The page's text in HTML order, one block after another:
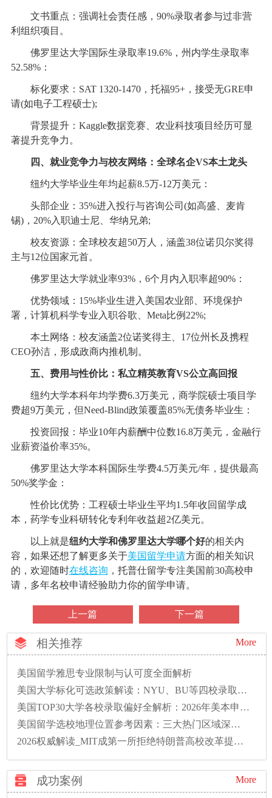
文书重点：强调社会责任感，90%录取者参与过非营
利组织项目。
佛罗里达大学国际生录取率19.6%，州内学生录取率
52.58%：
标化要求：SAT 1320-1470，托福95+，接受无GRE申
请(如电子工程硕士);
背景提升：Kaggle数据竞赛、农业科技项目经历可显
著提升竞争力。
四、就业竞争力与校友网络：全球名企VS本土龙头
纽约大学毕业生年均起薪8.5万-12万美元：
头部企业：35%进入投行与咨询公司(如高盛、麦肯
锡)，20%入职迪士尼、华纳兄弟;
校友资源：全球校友超50万人，涵盖38位诺贝尔奖得
主与12位国家元首。
佛罗里达大学就业率93%，6个月内入职率超90%：
优势领域：15%毕业生进入美国农业部、环境保护
署，计算机科学专业入职谷歌、Meta比例22%;
本土网络：校友涵盖2位诺奖得主、17位州长及携程
CEO孙洁，形成政商内推机制。
五、费用与性价比：私立精英教育VS公立高回报
纽约大学本科年均学费6.3万美元，商学院硕士项目学
费超9万美元，但Need-Blind政策覆盖85%无债务毕业生：
投资回报：毕业10年内薪酬中位数16.8万美元，金融行
业薪资溢价率35%。
佛罗里达大学本科国际生学费4.5万美元/年，提供最高
50%奖学金：
性价比优势：工程硕士毕业生平均1.5年收回留学成
本，药学专业科研转化专利年收益超2亿美元。
以上就是纽约大学和佛罗里达大学哪个好的相关内
容，如果还想了解更多关于美国留学申请方面的相关知识
的，欢迎随时在线咨询 ，托普仕留学专注美国前30高校申
请，多年名校申请经验助力你的留学申请。
上一篇 下一篇
相关推荐 More
美国留学雅思专业限制与认可度全面解析
美国大学标化可选政策解读：NYU、BU等四校录取偏好全解析
美国TOP30大学各校录取偏好全解析：2026年美本申请必读
美国留学选校地理位置参考因素：三大热门区域深度解析
2026权威解读_MIT成第一所拒绝特朗普高校改革提案的大学
成功案例 More